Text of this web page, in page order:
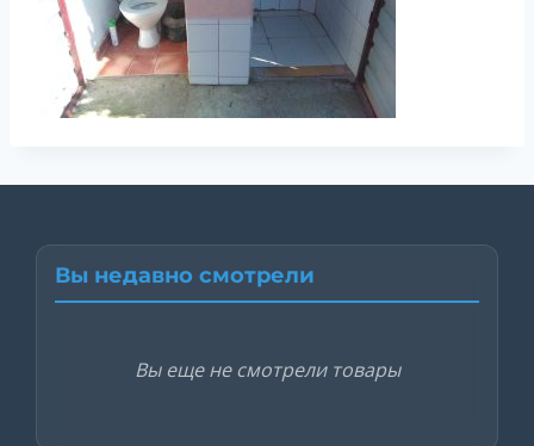
Вы недавно смотрели
Вы еще не смотрели товары